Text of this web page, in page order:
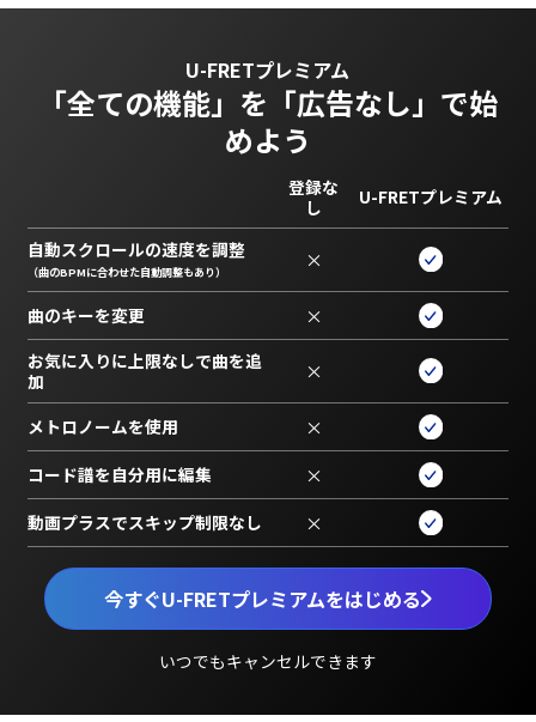
U-FRETプレミアム
「全ての機能」を 「広告なし」で始
めよう
今すぐU-FRETプレミアムをはじめる
いつでもキャンセルできます
登録な
し
U-FRETプレミアム
自動スクロールの速度を調整
（曲のBPMに合わせた自動調整もあり） ×
曲のキーを変更 ×
お気に入りに上限なしで曲を追
加
×
メトロノームを使用 ×
コード譜を自分用に編集 ×
動画プラスでスキップ制限なし ×